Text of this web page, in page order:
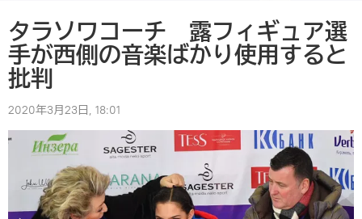
タラソワコーチ 露フィギュア選
手が西側の音楽ばかり使用すると
批判
2020年3月23日, 18:01